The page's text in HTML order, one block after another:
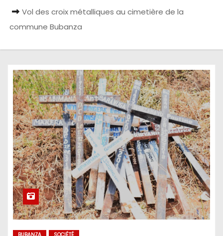
Vol des croix métalliques au cimetière de la
commune Bubanza